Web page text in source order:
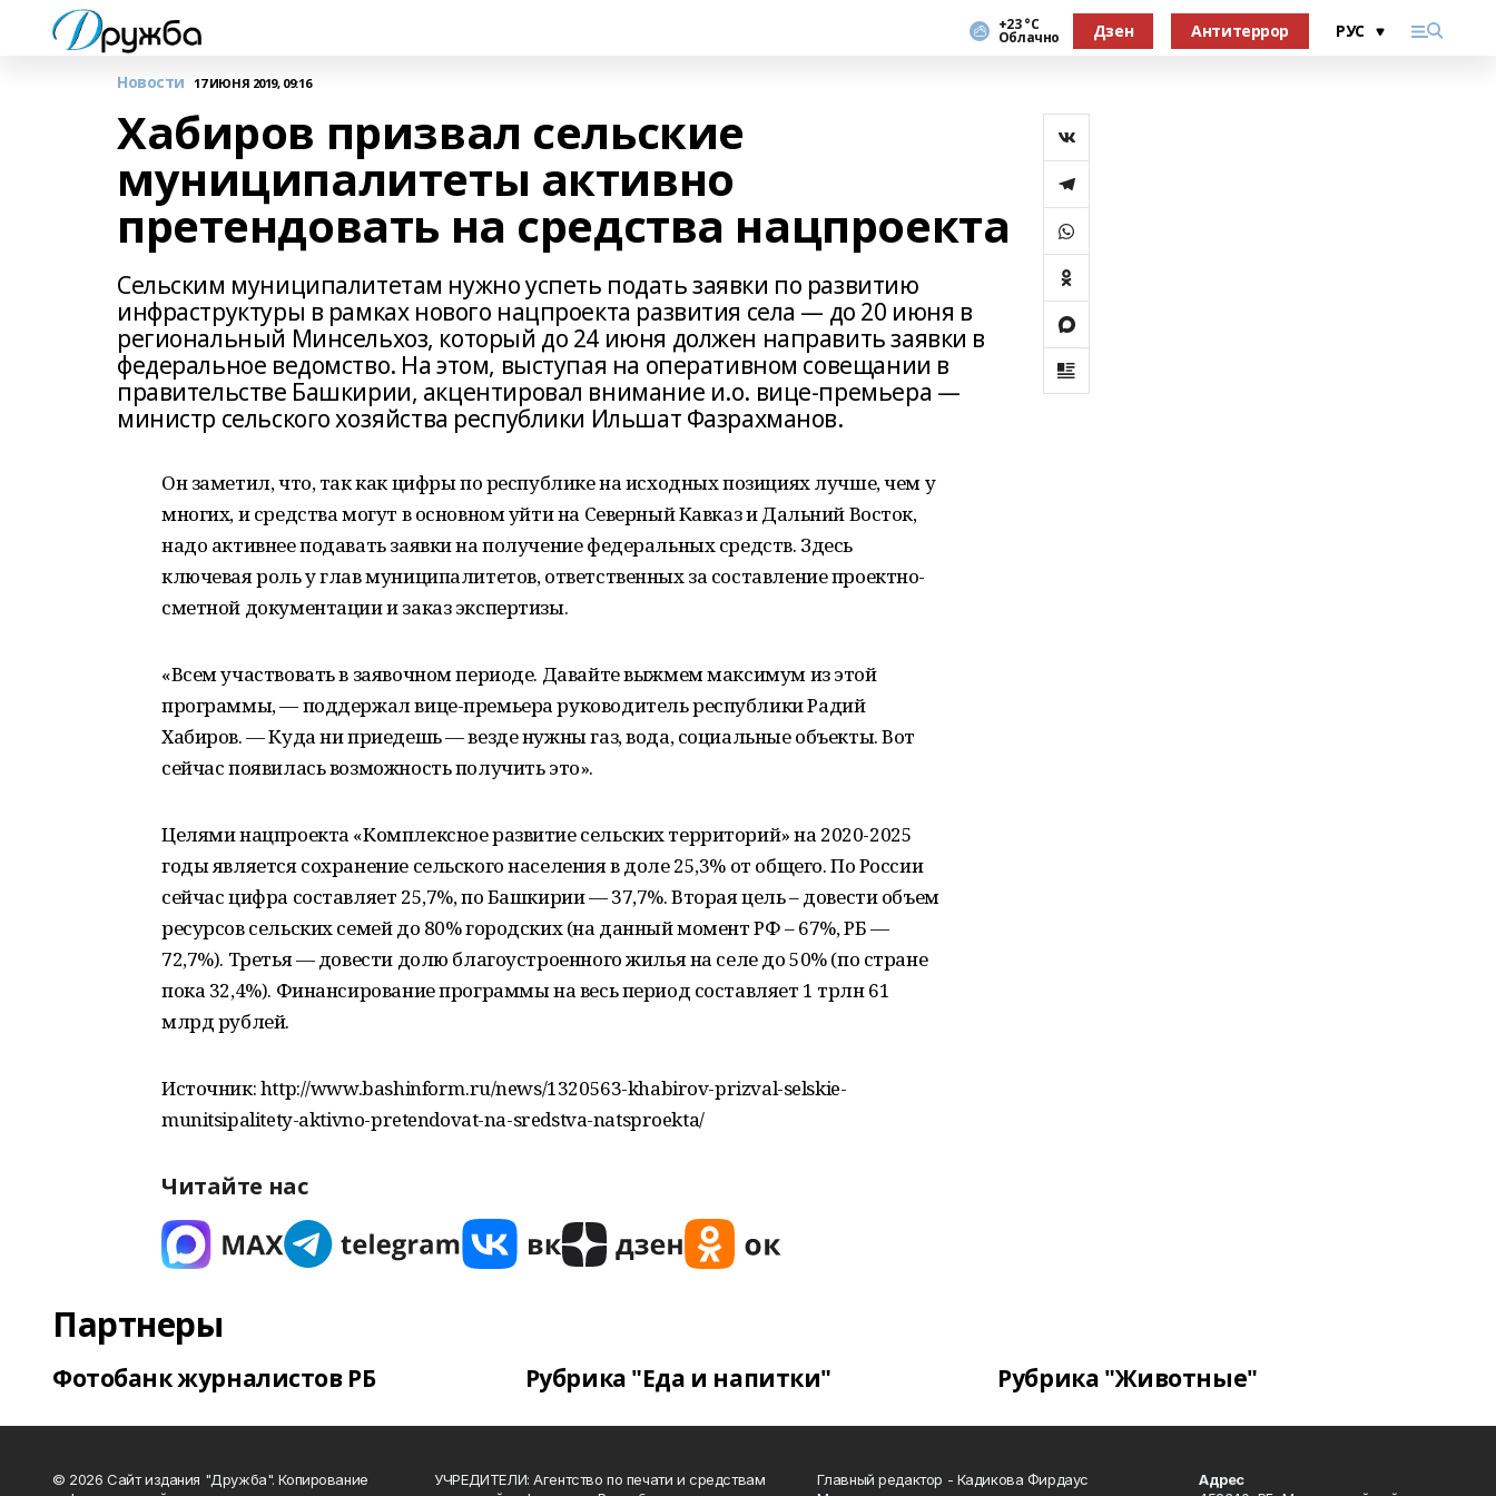
+23 °С
Облачно Дзен Антитеррор
Новости 17 ИЮНЯ 2019, 09:16
Хабиров призвал сельские
муниципалитеты активно
претендовать на средства нацпроекта
Сельским муниципалитетам нужно успеть подать заявки по развитию
инфраструктуры в рамках нового нацпроекта развития села — до 20 июня в
региональный Минсельхоз, который до 24 июня должен направить заявки в
федеральное ведомство. На этом, выступая на оперативном совещании в
правительстве Башкирии, акцентировал внимание и.о. вице-премьера —
министр сельского хозяйства республики Ильшат Фазрахманов.
Он заметил, что, так как цифры по республике на исходных позициях лучше, чем у
многих, и средства могут в основном уйти на Северный Кавказ и Дальний Восток,
надо активнее подавать заявки на получение федеральных средств. Здесь
ключевая роль у глав муниципалитетов, ответственных за составление проектно-
сметной документации и заказ экспертизы.
«Всем участвовать в заявочном периоде. Давайте выжмем максимум из этой
программы, — поддержал вице-премьера руководитель республики Радий
Хабиров. — Куда ни приедешь — везде нужны газ, вода, социальные объекты. Вот
сейчас появилась возможность получить это».
Целями нацпроекта «Комплексное развитие сельских территорий» на 2020-2025
годы является сохранение сельского населения в доле 25,3% от общего. По России
сейчас цифра составляет 25,7%, по Башкирии — 37,7%. Вторая цель – довести объем
ресурсов сельских семей до 80% городских (на данный момент РФ – 67%, РБ —
72,7%). Третья — довести долю благоустроенного жилья на селе до 50% (по стране
пока 32,4%). Финансирование программы на весь период составляет 1 трлн 61
млрд рублей.
Источник: http://www.bashinform.ru/news/1320563-khabirov-prizval-selskie-
munitsipalitety-aktivno-pretendovat-na-sredstva-natsproekta/
Читайте нас
Партнеры
Фотобанк журналистов РБ Рубрика "Еда и напитки" Рубрика "Животные"
© 2026 Сайт издания "Дружба". Копирование
УЧРЕДИТЕЛИ: Агентство по печати и средствам
Главный редактор - Кадикова Фирдаус
Адрес